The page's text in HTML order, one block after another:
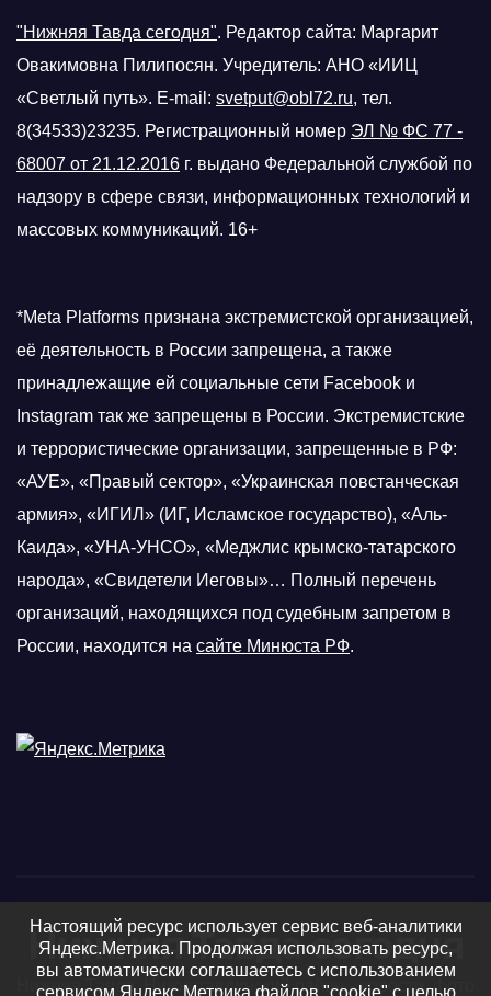
"Нижняя Тавда сегодня". Редактор сайта: Маргарит
Овакимовна Пилипосян. Учредитель: АНО «ИИЦ
«Светлый путь». E-mail: svetput@obl72.ru, тел.
8(34533)23235. Регистрационный номер ЭЛ № ФС 77 -
68007 от 21.12.2016 г. выдано Федеральной службой по
надзору в сфере связи, информационных технологий и
массовых коммуникаций. 16+
*Meta Platforms признана экстремистской организацией,
её деятельность в России запрещена, а также
принадлежащие ей социальные сети Facebook и
Instagram так же запрещены в России. Экстремистские
и террористические организации, запрещенные в РФ:
«АУЕ», «Правый сектор», «Украинская повстанческая
армия», «ИГИЛ» (ИГ, Исламское государство), «Аль-
Каида», «УНА-УНСО», «Меджлис крымско-татарского
народа», «Свидетели Иеговы»… Полный перечень
организаций, находящихся под судебным запретом в
России, находится на сайте Минюста РФ.
Нижняя Тавда сегодня
Нижняя Тавда, Нижнетавдинский район - новости, фото
Настоящий ресурс использует сервис веб-аналитики
Яндекс.Метрика. Продолжая использовать ресурс,
вы автоматически соглашаетесь с использованием
сервисом Яндекс.Метрика файлов "cookie" с целью